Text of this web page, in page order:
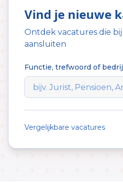
Vind je nieuwe
Ontdek vacatures die
aansluiten
Functie, trefwoord of
Vergelijkbare vacatures